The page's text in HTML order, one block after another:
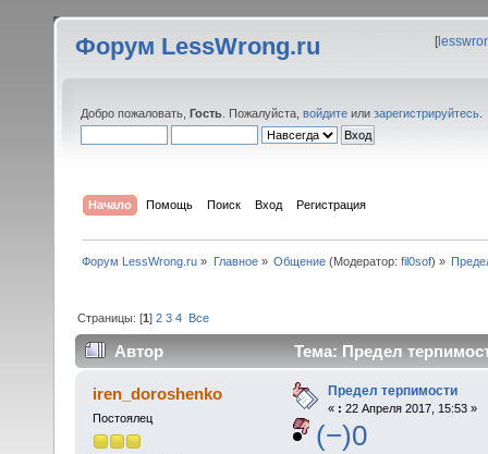
Форум LessWrong.ru [
Добро пожаловать, Гость . Пожалуйста, войдите или зарегистрируйтесь
Начало Помощь Поиск Вход Регистрация
Форум LessWrong.ru » Главное» Общение(Модератор: fil0sof) »
Страницы: [1]2 3 4 Все
Автор Тема: Предел
iren_doroshenko
Постоялец
Предел терпимости
« : 22 Апреля 2017, 15:53 »
(−)0